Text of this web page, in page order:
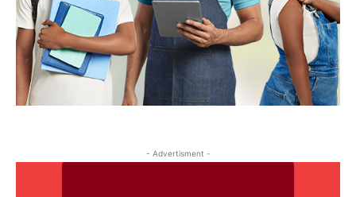
- Advertisment -